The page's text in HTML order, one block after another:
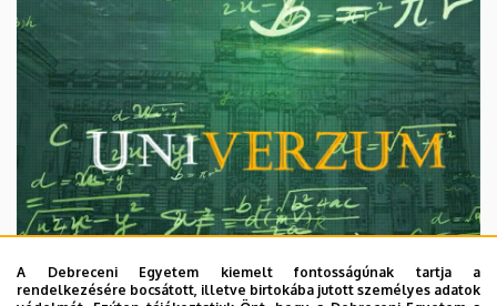
A Debreceni Egyetem kiemelt fontosságúnak tartja a
rendelkezésére bocsátott, illetve birtokába jutott személyes adatok